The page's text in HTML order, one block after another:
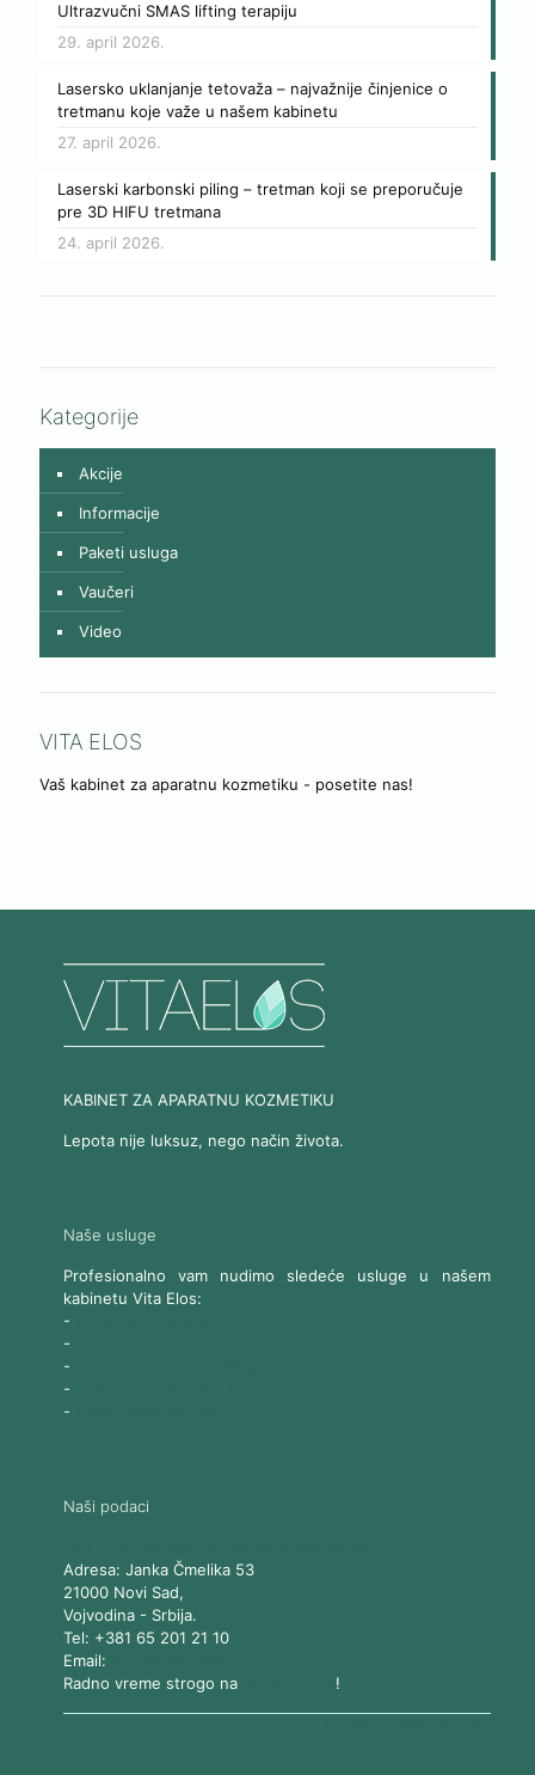
Ultrazvučni SMAS lifting terapiju
29. april 2026.
Lasersko uklanjanje tetovaža – najvažnije činjenice o
tretmanu koje važe u našem kabinetu
27. april 2026.
Laserski karbonski piling – tretman koji se preporučuje
pre 3D HIFU tretmana
24. april 2026.
Kategorije
Akcije
Informacije
Paketi usluga
Vaučeri
Video
VITA ELOS
Vaš kabinet za aparatnu kozmetiku - posetite nas!
KABINET ZA APARATNU KOZMETIKU
Lepota nije luksuz, nego način života.
Naše usluge
Profesionalno vam nudimo sledeće usluge u našem
kabinetu Vita Elos:
-
-
-
-
-
Naši podaci
Adresa: Janka Čmelika 53
21000 Novi Sad,
Vojvodina- Srbija.
Tel: +381 65 201 21 10
Email:
Radno vreme strogo na
!